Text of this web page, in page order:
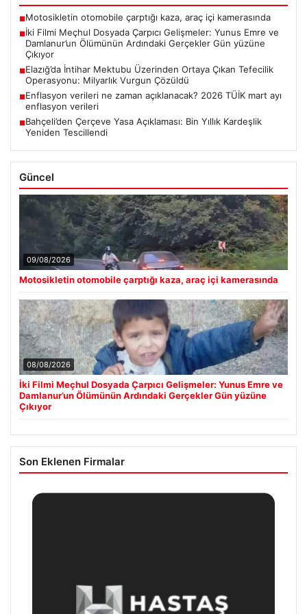
■Motosikletin otomobile çarptığı kaza, araç içi kamerasında
■İki Filmi Meçhul Dosyada Çarpıcı Gelişmeler: Yunus Emre ve
Damlanur’un Ölümünün Ardındaki Gerçekler Gün yüzüne
Çıkıyor
■Elazığ’da İntihar Mektubu Üzerinden Ortaya Çıkan Tefecilik
Operasyonu: Milyarlık Vurgun Çözüldü
■Enflasyon verileri ne zaman açıklanacak? 2026 TÜİK mart ayı
enflasyon verileri
■Bahçeli’den Çerçeve Yasa Açıklaması: Bin Yıllık Kardeşlik
Yeniden Tescillendi
Güncel
09/08/2026
Motosikletin otomobile çarptığı kaza, araç içi kamerasında
08/08/2026
İki Filmi Meçhul Dosyada Çarpıcı Gelişmeler: Yunus Emre ve
Damlanur’un Ölümünün Ardındaki Gerçekler Gün yüzüne
Çıkıyor
Son Eklenen Firmalar